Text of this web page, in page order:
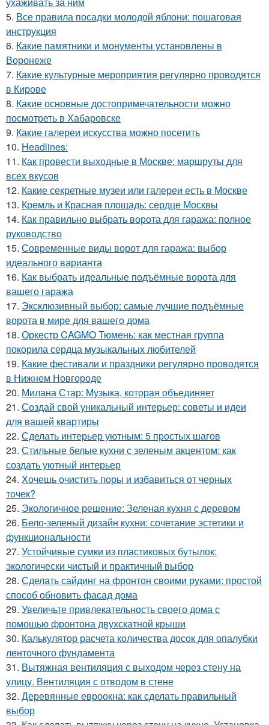
5. Все правила посадки молодой яблони: пошаговая
инструкция
6. Какие памятники и монументы установлены в
Воронеже
7. Какие культурные мероприятия регулярно проводятся
в Кирове
8. Какие основные достопримечательности можно
посмотреть в Хабаровске
9. Какие галереи искусства можно посетить
10. Headlines:
11. Как провести выходные в Москве: маршруты для
всех вкусов
12. Какие секретные музеи или галереи есть в Москве
13. Кремль и Красная площадь: сердце Москвы
14. Как правильно выбрать ворота для гаража: полное
руководство
15. Современные виды ворот для гаража: выбор
идеального варианта
16. Как выбрать идеальные подъёмные ворота для
вашего гаража
17. Эксклюзивный выбор: самые лучшие подъёмные
ворота в мире для вашего дома
18. Оркестр CAGMO Тюмень: как местная группа
покорила сердца музыкальных любителей
19. Какие фестивали и праздники регулярно проводятся
в Нижнем Новгороде
20. Милана Стар: Музыка, которая объединяет
21. Создай свой уникальный интерьер: советы и идеи
для вашей квартиры
22. Сделать интерьер уютным: 5 простых шагов
23. Стильные белые кухни с зеленым акцентом: как
создать уютный интерьер
24. Хочешь очистить поры и избавиться от черных
точек?
25. Экологичное решение: Зеленая кухня с деревом
26. Бело-зеленый дизайн кухни: сочетание эстетики и
функциональности
27. Устойчивые сумки из пластиковых бутылок:
экологически чистый и практичный выбор
28. Сделать сайдинг на фронтон своими руками: простой
способ обновить фасад дома
29. Увеличьте привлекательность своего дома с
помощью фронтона двухскатной крыши
30. Калькулятор расчета количества досок для опалубки
ленточного фундамента
31. Вытяжная вентиляция с выходом через стену на
улицу. Вентиляция с отводом в стене
32. Деревянные евроокна: как сделать правильный
выбор